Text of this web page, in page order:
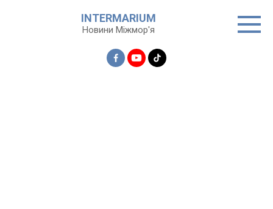
INTERMARIUM
Новини Міжмор'я